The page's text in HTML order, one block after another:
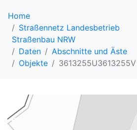
Home
Straßennetz Landesbetrieb
Straßenbau NRW
Daten
Abschnitte und Äste
Objekte
3613255U3613255V